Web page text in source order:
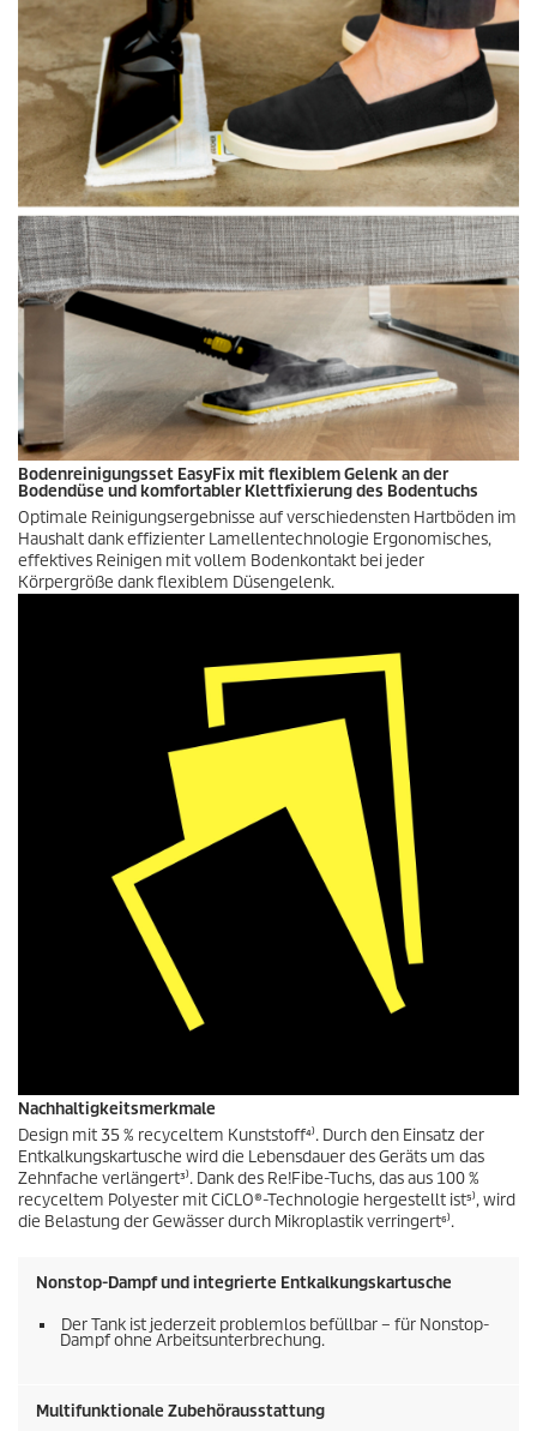
Bodenreinigungsset EasyFixmit flexiblem Gelenk an der
Bodendüse und komfortabler Klettfixierung des Bodentuchs
Optimale Reinigungsergebnisse auf verschiedensten Hartböden im
Haushalt dank effizienter Lamellentechnologie Ergonomisches,
effektives Reinigen mit vollem Bodenkontakt bei jeder
Körpergröße dank flexiblem Düsengelenk.
Nachhaltigkeitsmerkmale
Design mit 35 % recyceltem Kunststoff⁴⁾. Durch den Einsatz der
Entkalkungskartusche wird die Lebensdauer des Geräts um das
Zehnfache verlängert³⁾. Dank des Re!Fibe-Tuchs, das aus 100 %
recyceltem Polyester mit CiCLO®-Technologie hergestellt ist⁵⁾, wird
die Belastung der Gewässer durch Mikroplastik verringert⁶⁾.
Nonstop-Dampf und integrierte Entkalkungskartusche
Der Tank ist jederzeit problemlos befüllbar – für Nonstop-
Dampf ohne Arbeitsunterbrechung.
Multifunktionale Zubehörausstattung